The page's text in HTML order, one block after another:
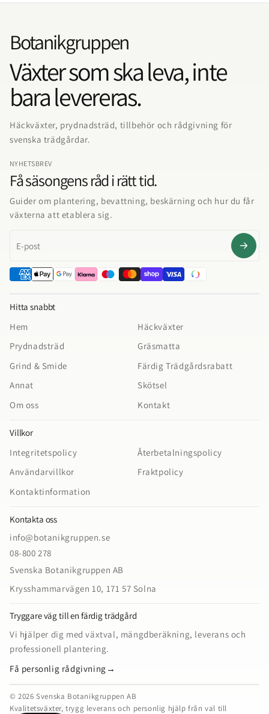
Botanikgruppen
Växter som ska leva, inte
bara levereras.
Häckväxter, prydnadsträd, tillbehör och rådgivning för
svenska trädgårdar.
NYHETSBREV
Få säsongens råd i rätt tid.
Guider om plantering, bevattning, beskärning och hur du får
växterna att etablera sig.
Hitta snabbt
Hem
Häckväxter
Prydnadsträd
Gräsmatta
Grind & Smide
Färdig Trädgårdsrabatt
Annat
Skötsel
Om oss
Kontakt
Villkor
Integritetspolicy
Återbetalningspolicy
Användarvillkor
Fraktpolicy
Kontaktinformation
Kontakta oss
info@botanikgruppen.se
08-800 278
Svenska Botanikgruppen AB
Krysshammarvägen 10, 171 57 Solna
Tryggare väg till en färdig trädgård
Vi hjälper dig med växtval, mängdberäkning, leverans och
professionell plantering.
Få personlig rådgivning →
© 2026 Svenska Botanikgruppen AB
Kvalitetsväxter, trygg leverans och personlig hjälp från val till